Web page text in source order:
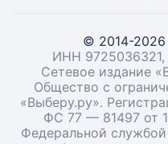
© 2014-
ИНН
Сетевое издание
Общество с
«Выберу.ру».
ФС 77 — 81497 от
Федеральной